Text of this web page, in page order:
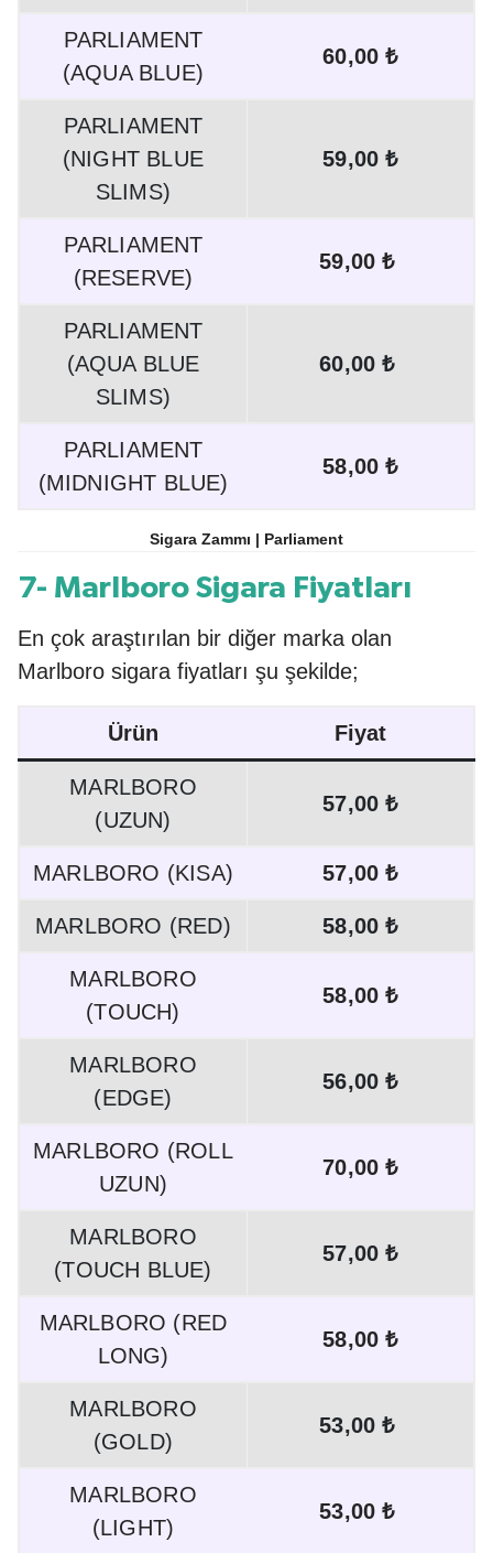
PARLIAMENT
(AQUA BLUE)
60,00 ₺
PARLIAMENT
(NIGHT BLUE
SLIMS)
59,00 ₺
PARLIAMENT
(RESERVE)
59,00 ₺
PARLIAMENT
(AQUA BLUE
SLIMS)
60,00 ₺
PARLIAMENT
(MIDNIGHT BLUE)
58,00 ₺
Sigara Zammı | Parliament
7- Marlboro Sigara Fiyatları
En çok araştırılan bir diğer marka olan
Marlboro sigara fiyatları şu şekilde;
Ürün Fiyat
MARLBORO
(UZUN)
57,00 ₺
MARLBORO (KISA) 57,00 ₺
MARLBORO (RED) 58,00 ₺
MARLBORO
(TOUCH)
58,00 ₺
MARLBORO
(EDGE)
56,00 ₺
MARLBORO (ROLL
UZUN)
70,00 ₺
MARLBORO
(TOUCH BLUE)
57,00 ₺
MARLBORO (RED
LONG)
58,00 ₺
MARLBORO
(GOLD)
53,00 ₺
MARLBORO
(LIGHT)
53,00 ₺